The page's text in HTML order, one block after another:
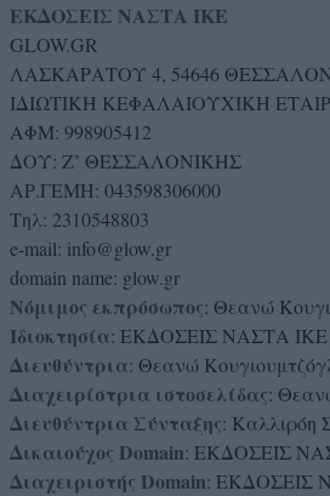
ΕΚΔΟΣΕΙΣ ΝΑΣΤΑ ΙΚΕ
GLOW.GR
ΛΑΣΚΑΡΑΤΟΥ 4, 54646
ΙΔΙΩΤΙΚΗ ΚΕΦΑΛΑΙΟΥΧΙΚΗ
ΑΦΜ: 998905412
ΔΟΥ: Ζ’ ΘΕΣΣΑΛΟΝΙΚΗΣ
ΑΡ.ΓΕΜΗ: 043598306000
Τηλ: 2310548803
e-mail: info@glow.gr
domain name: glow.gr
Νόμιμος εκπρόσωπος: Θεανώ
Ιδιοκτησία: ΕΚΔΟΣΕΙΣ ΝΑΣΤΑ ΙΚΕ
Διευθύντρια: Θεανώ
Διαχειρίστρια ιστοσελίδας:
Διευθύντρια Σύνταξης: Καλλιρόη
Δικαιούχος Domain: ΕΚΔΟΣΕΙΣ
Διαχειριστής Domain: ΕΚΔΟΣΕΙΣ